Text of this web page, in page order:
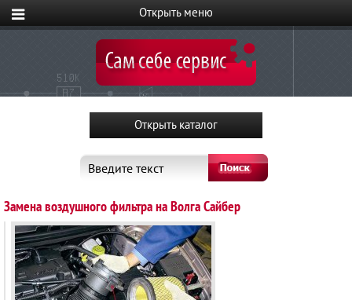
Введите текст
Замена воздушного фильтра на Волга Сайбер